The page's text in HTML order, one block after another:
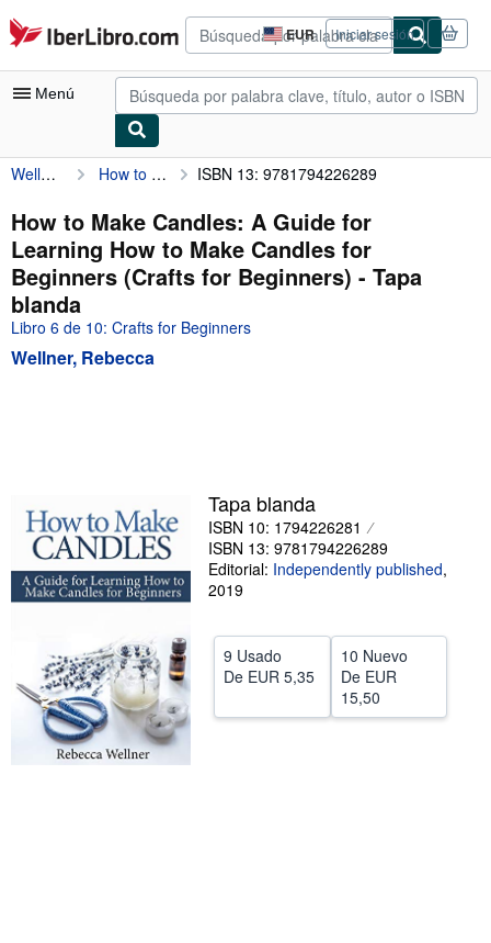
Pasar al contenido principal
IberLibro.com EUR
Preferencias
de
compra
del
Iniciar sesión
Menú
Mi cuenta
Consultar mis pedidos
Búsqueda avanzada
Colecciones
Libros antiguos
Arte y coleccionismo
CERRAR
Wellner, Rebecca How to Make Candles: A Guide for Learning How to Make Candles for Beginners (Crafts for Beginners) ISBN 13: 9781794226289
How to Make Candles: A Guide for
Learning How to Make Candles for
Beginners (Crafts for Beginners) - Tapa
blanda
Libro 6 de 10: Crafts for Beginners
Wellner, Rebecca
Tapa blanda
ISBN 10: 1794226281
ISBN 13: 9781794226289
Editorial: Independently published,
2019
9 Usado
De EUR 5,35
10 Nuevo
De EUR
15,50